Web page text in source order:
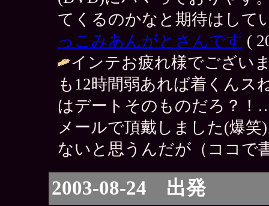
てくるのかなと期待はして
っこみあんがとさんです (
インテお疲れ様でござい
も12時間弱あれば着くんス
はデートそのものだろ？
メールで頂戴しました(爆
ないと思うんだが（ココで
2003-08-24 出発